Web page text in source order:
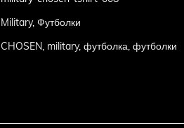
Military, Футболки
CHOSEN, military, футболка, футболки